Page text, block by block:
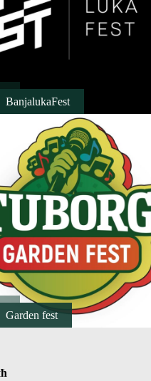
BanjalukaFest
Garden fest